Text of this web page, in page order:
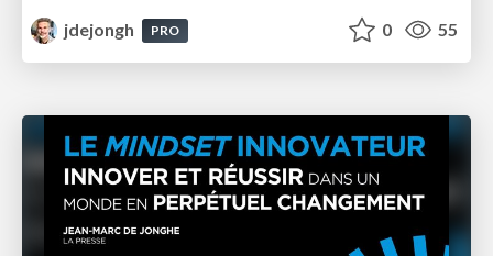
jdejongh
PRO 0 55